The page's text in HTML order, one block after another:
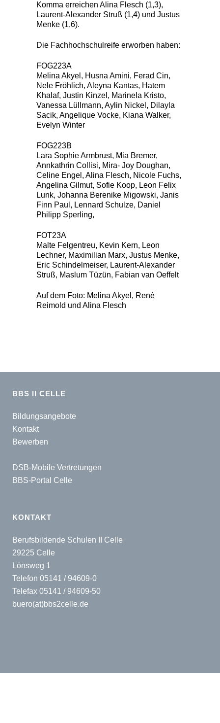
Komma erreichen Alina Flesch (1,3),
Laurent-Alexander Struß (1,4) und Justus
Menke (1,6).
Die Fachhochschulreife erworben haben:
FOG223A
Melina Akyel, Husna Amini, Ferad Cin,
Nele Fröhlich, Aleyna Kantas, Hatem
Khalaf, Justin Kinzel, Marinela Kristo,
Vanessa Lüllmann, Aylin Nickel, Dilayla
Sacik, Angelique Vocke, Kiana Walker,
Evelyn Winter
FOG223B
Lara Sophie Armbrust, Mia Bremer,
Annkathrin Collisi, Mira- Joy Doughan,
Celine Engel, Alina Flesch, Nicole Fuchs,
Angelina Gilmut, Sofie Koop, Leon Felix
Lunk, Johanna Berenike Migowski, Janis
Finn Paul, Lennard Schulze, Daniel
Philipp Sperling,
FOT23A
Malte Felgentreu, Kevin Kern, Leon
Lechner, Maximilian Marx, Justus Menke,
Eric Schindelmeiser, Laurent-Alexander
Struß, Maslum Tüzün, Fabian van Oeffelt
Auf dem Foto: Melina Akyel, René
Reimold und Alina Flesch
BBS II CELLE
Bildungsangebote
Kontakt
Bewerben
DSB-Mobile Vertretungen
BBS-Portal Celle
KONTAKT
Berufsbildende Schulen II Celle
29225 Celle
Lönsweg 1
Telefon 05141 / 94609-0
Telefax 05141 / 94609-50
buero(at)bbs2celle.de